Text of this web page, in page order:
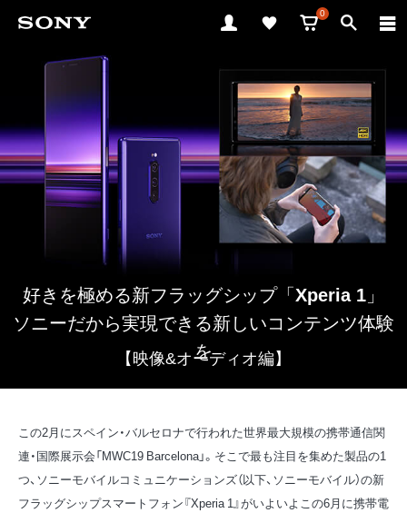
0
好きを極める新フラッグシップ「 Xperia 1 」
ソニーだから実現できる新しいコンテンツ体験
を
【映像&オーディオ編】
この2月にスペイン・バルセロナで行われた世界最大規模の携帯通信関
連・国際展示会「MWC19 Barcelona」。そこで最も注目を集めた製品の1
つ、ソニーモバイルコミュニケーションズ（以下、ソニーモバイル）の新
フラッグシップスマートフォン『Xperia 1』がいよいよこの6月に携帯電